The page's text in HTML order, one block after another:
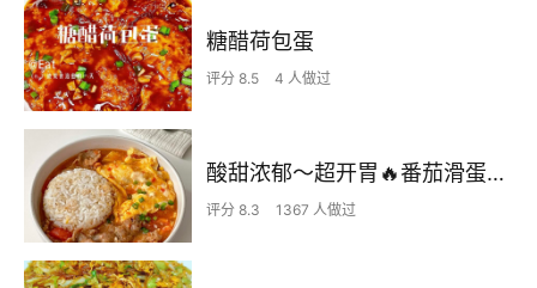
糖醋荷包蛋
评分 8.5 4 人做过
酸甜浓郁～超开胃🔥番茄滑蛋牛肉饭
评分 8.3 1367 人做过